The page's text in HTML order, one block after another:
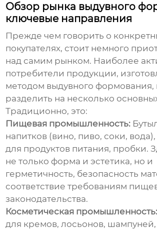
Обзор рынка выдувного
ключевые направления
Прежде чем говорить о
покупателях, стоит немного
над самим рынком. Наиболее
потребители продукции,
методом выдувного
разделить на несколько
Традиционно, это:
Пищевая промышленность:
напитков (вино, пиво, соки,
для продуктов питания, пробки.
не только форма и эстетика, но и
герметичность, безопасность
соответствие требованиям
законодательства.
Косметическая промышленность:
для кремов, лосьонов, шампуней,